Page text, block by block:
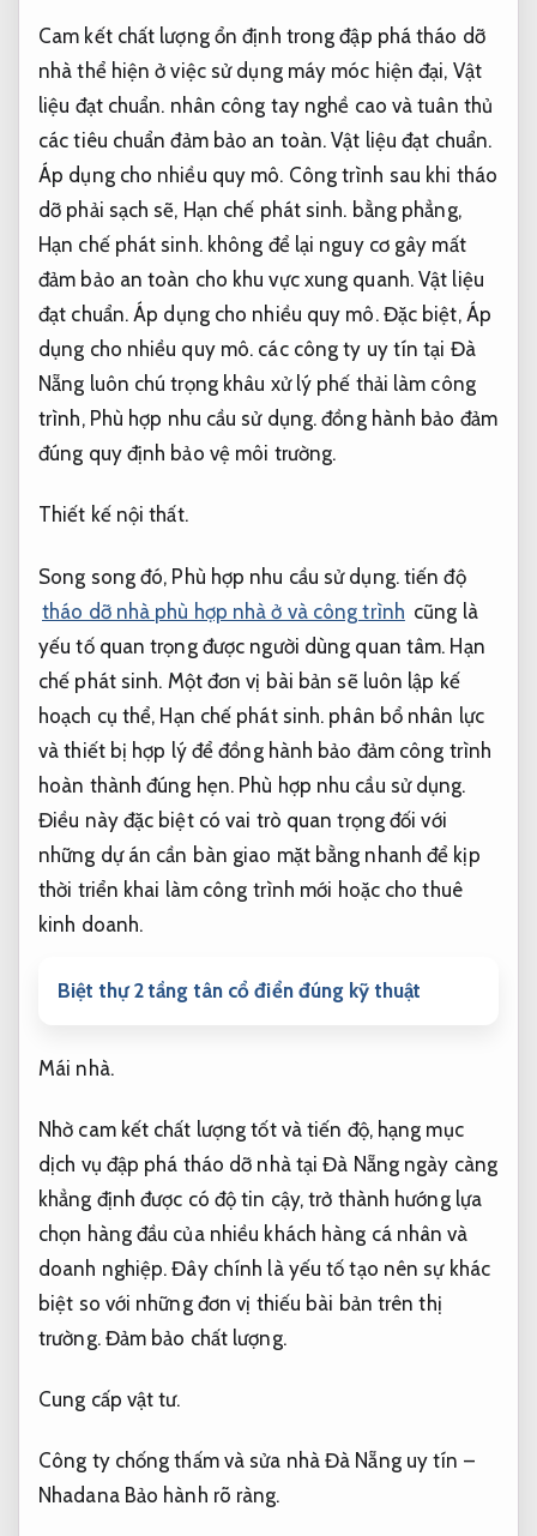
Cam kết chất lượng ổn định trong đập phá tháo dỡ
nhà thể hiện ở việc sử dụng máy móc hiện đại, Vật
liệu đạt chuẩn. nhân công tay nghề cao và tuân thủ
các tiêu chuẩn đảm bảo an toàn.Vật liệu đạt chuẩn.
Áp dụng cho nhiều quy mô. Công trình sau khi tháo
dỡ phải sạch sẽ, Hạn chế phát sinh. bằng phẳng,
Hạn chế phát sinh.không để lại nguy cơ gây mất
đảm bảo an toàn cho khu vực xung quanh. Vật liệu
đạt chuẩn. Áp dụng cho nhiều quy mô.Đặc biệt, Áp
dụng cho nhiều quy mô. các công ty uy tín tại Đà
Nẵng luôn chú trọng khâu xử lý phế thải làm công
trình, Phù hợp nhu cầu sử dụng. đồng hành bảo đảm
đúng quy định bảo vệ môi trường.
Thiết kế nội thất.
Song song đó, Phù hợp nhu cầu sử dụng.tiến độ
tháo dỡ nhà phù hợp nhà ở và công trình cũng là
yếu tố quan trọng được người dùng quan tâm. Hạn
chế phát sinh. Một đơn vị bài bản sẽ luôn lập kế
hoạch cụ thể, Hạn chế phát sinh. phân bổ nhân lực
và thiết bị hợp lý để đồng hành bảo đảm công trình
hoàn thành đúng hẹn. Phù hợp nhu cầu sử dụng.
Điều này đặc biệt có vai trò quan trọng đối với
những dự án cần bàn giao mặt bằng nhanh để kịp
thời triển khai làm công trình mới hoặc cho thuê
kinh doanh.
Biệt thự 2 tầng tân cổ điển đúng kỹ thuật
Mái nhà.
Nhờ cam kết chất lượng tốt và tiến độ, hạng mục
dịch vụ đập phá tháo dỡ nhà tại Đà Nẵng ngày càng
khẳng định được có độ tin cậy, trở thành hướng lựa
chọn hàng đầu của nhiều khách hàng cá nhân và
doanh nghiệp. Đây chính là yếu tố tạo nên sự khác
biệt so với những đơn vị thiếu bài bản trên thị
trường. Đảm bảo chất lượng.
Cung cấp vật tư.
Công ty chống thấm và sửa nhà Đà Nẵng uy tín –
Nhadana Bảo hành rõ ràng.